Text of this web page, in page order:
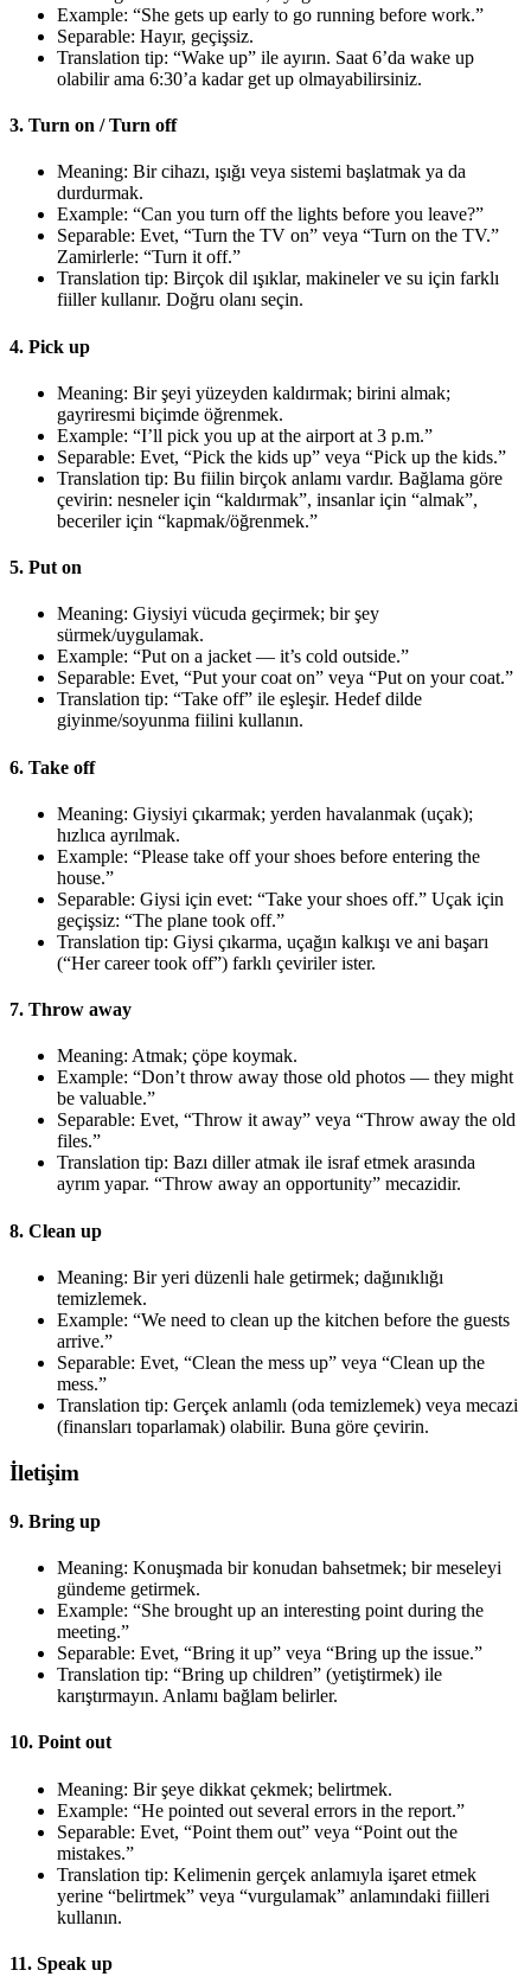
Example: “She gets up early to go running before work.”
Separable: Hayır, geçişsiz.
Translation tip: “Wake up” ile ayırın. Saat 6’da wake up
olabilir ama 6:30’a kadar get up olmayabilirsiniz.
3. Turn on / Turn off
Meaning: Bir cihazı, ışığı veya sistemi başlatmak ya da
durdurmak.
Example: “Can you turn off the lights before you leave?”
Separable: Evet, “Turn the TV on” veya “Turn on the TV.”
Zamirlerle: “Turn it off.”
Translation tip: Birçok dil ışıklar, makineler ve su için farklı
fiiller kullanır. Doğru olanı seçin.
4. Pick up
Meaning: Bir şeyi yüzeyden kaldırmak; birini almak;
gayriresmi biçimde öğrenmek.
Example: “I’ll pick you up at the airport at 3 p.m.”
Separable: Evet, “Pick the kids up” veya “Pick up the kids.”
Translation tip: Bu fiilin birçok anlamı vardır. Bağlama göre
çevirin: nesneler için “kaldırmak”, insanlar için “almak”,
beceriler için “kapmak/öğrenmek.”
5. Put on
Meaning: Giysiyi vücuda geçirmek; bir şey
sürmek/uygulamak.
Example: “Put on a jacket — it’s cold outside.”
Separable: Evet, “Put your coat on” veya “Put on your coat.”
Translation tip: “Take off” ile eşleşir. Hedef dilde
giyinme/soyunma fiilini kullanın.
6. Take off
Meaning: Giysiyi çıkarmak; yerden havalanmak (uçak);
hızlıca ayrılmak.
Example: “Please take off your shoes before entering the
house.”
Separable: Giysi için evet: “Take your shoes off.” Uçak için
geçişsiz: “The plane took off.”
Translation tip: Giysi çıkarma, uçağın kalkışı ve ani başarı
(“Her career took off”) farklı çeviriler ister.
7. Throw away
Meaning: Atmak; çöpe koymak.
Example: “Don’t throw away those old photos — they might
be valuable.”
Separable: Evet, “Throw it away” veya “Throw away the old
files.”
Translation tip: Bazı diller atmak ile israf etmek arasında
ayrım yapar. “Throw away an opportunity” mecazidir.
8. Clean up
Meaning: Bir yeri düzenli hale getirmek; dağınıklığı
temizlemek.
Example: “We need to clean up the kitchen before the guests
arrive.”
Separable: Evet, “Clean the mess up” veya “Clean up the
mess.”
Translation tip: Gerçek anlamlı (oda temizlemek) veya mecazi
(finansları toparlamak) olabilir. Buna göre çevirin.
İletişim
9. Bring up
Meaning: Konuşmada bir konudan bahsetmek; bir meseleyi
gündeme getirmek.
Example: “She brought up an interesting point during the
meeting.”
Separable: Evet, “Bring it up” veya “Bring up the issue.”
Translation tip: “Bring up children” (yetiştirmek) ile
karıştırmayın. Anlamı bağlam belirler.
10. Point out
Meaning: Bir şeye dikkat çekmek; belirtmek.
Example: “He pointed out several errors in the report.”
Separable: Evet, “Point them out” veya “Point out the
mistakes.”
Translation tip: Kelimenin gerçek anlamıyla işaret etmek
yerine “belirtmek” veya “vurgulamak” anlamındaki fiilleri
kullanın.
11. Speak up